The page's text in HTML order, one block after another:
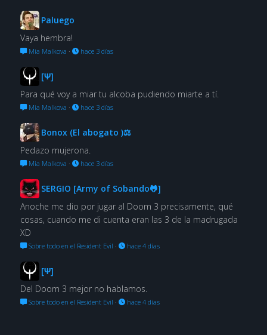
Paluego
Vaya hembra!
Mia Malkova · hace 3 días
[Ψ]
Para qué voy a miar tu alcoba pudiendo miarte a tí.
Mia Malkova · hace 3 días
Bonox (El abogato )⚖
Pedazo mujerona.
Mia Malkova · hace 3 días
SERGIO [Army of Sobando🐸]
Anoche me dio por jugar al Doom 3 precisamente, qué
cosas, cuando me di cuenta eran las 3 de la madrugada
XD
Sobre todo en el Resident Evil · hace 4 días
[Ψ]
Del Doom 3 mejor no hablamos.
Sobre todo en el Resident Evil · hace 4 días